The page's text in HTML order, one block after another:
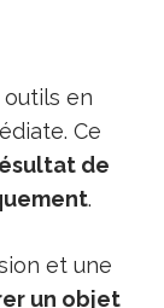
en
Ce
de
.
et une
un objet